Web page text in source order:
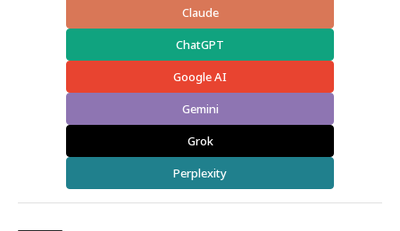
Claude
ChatGPT
Google AI
Gemini
Grok
Perplexity